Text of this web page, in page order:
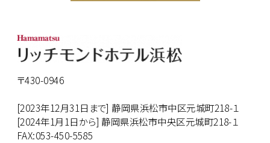
〒430-0946
[2023年12月31日まで] 静岡県浜松市中区元城町218-１
[2024年1月1日から] 静岡県浜松市中央区元城町218-１
FAX:053-450-5585